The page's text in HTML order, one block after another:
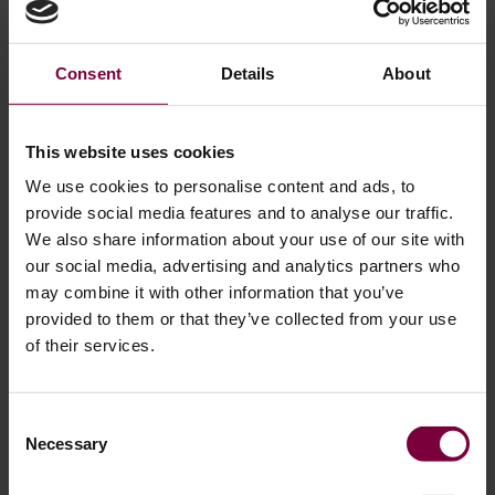
Consent Details About
This website uses cookies
We use cookies to personalise content and ads, to
provide social media features and to analyse our traffic.
We also share information about your use of our site with
our social media, advertising and analytics partners who
may combine it with other information that you’ve
provided to them or that they’ve collected from your use
of their services.
Selection
Necessary
nuevo.
7. Aplicación de la
rueda necesita
protección.
Nosotros usamosLa
Máquina de Pintura
de Ruedas
aplicar una nueva capa transparente sobre la superficie
metálica recién cortada. Esto protege la rueda contra la